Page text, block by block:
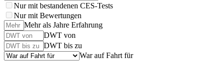
Nur mit bestandenen CES-Tests
Nur mit Bewertungen
Mehr als Jahre Erfahrung
DWT von
DWT bis zu
War auf Fahrt für